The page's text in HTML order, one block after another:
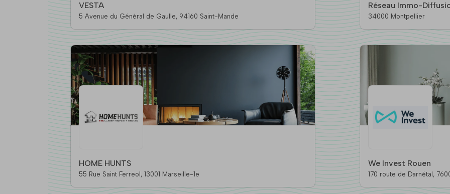
VESTA
5 Avenue du Général de Gaulle, 94160 Saint-Mande
Réseau Immo-
34000 Montpellier
HOME HUNTS
55 Rue Saint Ferreol, 13001 Marseille-1e
We Invest Rouen
170 route